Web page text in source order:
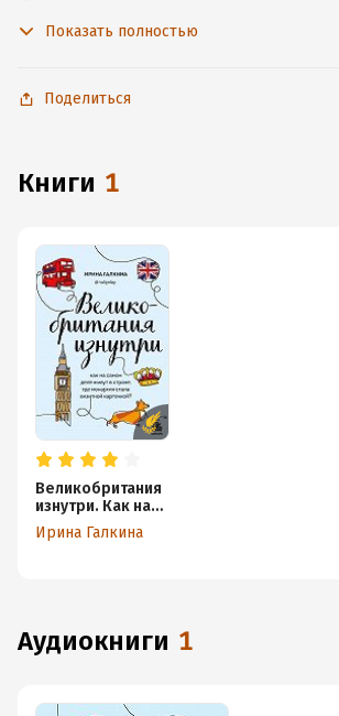
приложение для iOS или Android, чтобы не
Показать полностью
Поделиться
книги 1
Великобритания
изнутри. Как на
самом деле
живут в стране,
Ирина Галкина
аудиокниги 1